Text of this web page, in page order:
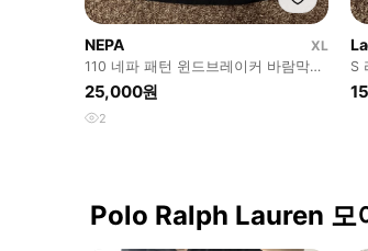
NEPA
XL
110 네파 패턴 윈드브레이커 바람막이
자켓
25,000원
2
S
조
Polo Ralph Lauren 모